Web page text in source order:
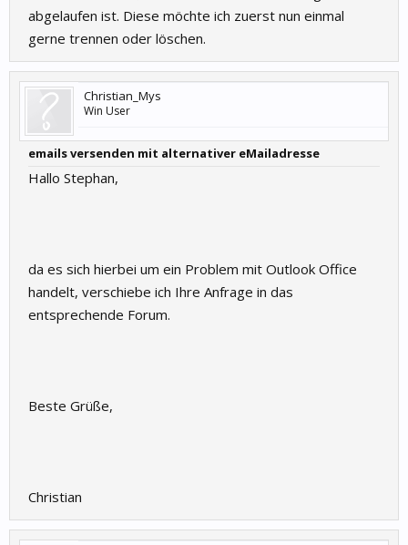
abgelaufen ist. Diese möchte ich zuerst nun einmal
gerne trennen oder löschen.
Christian_Mys
Win User
emails versenden mit alternativer eMailadresse
Hallo Stephan,
da es sich hierbei um ein Problem mit Outlook Office
handelt, verschiebe ich Ihre Anfrage in das
entsprechende Forum.
Beste Grüße,
Christian